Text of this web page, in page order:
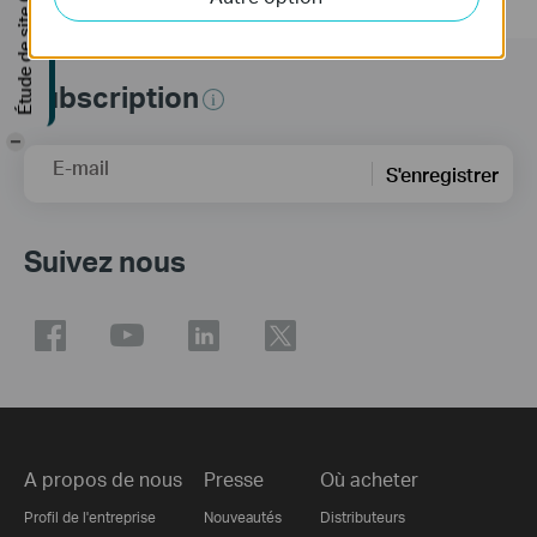
Subscription
E-mail S'enregistrer
Suivez nous
A propos de nous
Profil de l'entreprise
Presse
Nouveautés
Où acheter
Distributeurs